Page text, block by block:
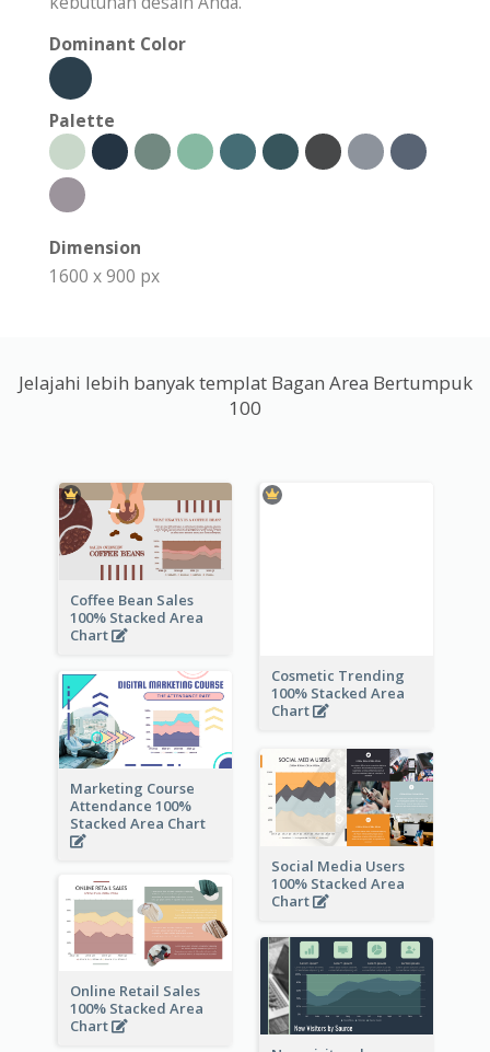
Dominant Color
Palette
Dimension
1600 x 900 px
Jelajahi lebih banyak templat Bagan Area Bertumpuk
100
Coffee Bean Sales
100% Stacked Area
Chart
Cosmetic Trending
100% Stacked Area
Chart
Marketing Course
Attendance 100%
Stacked Area Chart
Social Media Users
100% Stacked Area
Chart
Online Retail Sales
100% Stacked Area
Chart